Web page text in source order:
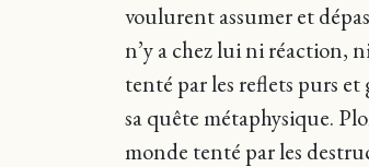
voulurent assumer et
n’y a chez lui ni réaction,
tenté par les reflets purs et
sa quête métaphysique.
monde tenté par les